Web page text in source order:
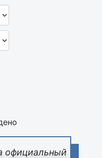
официальный